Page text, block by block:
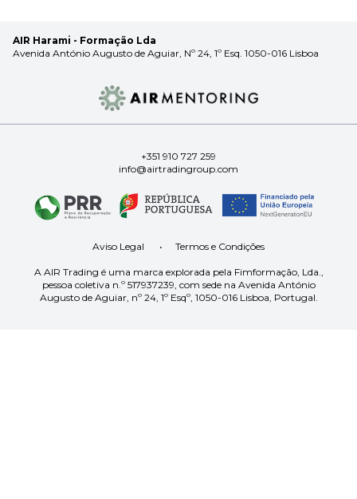
AIR Harami - Formação Lda
Avenida António Augusto de Aguiar, Nº 24, 1º Esq. 1050-016 Lisboa
+351 910 727 259
info@airtradingroup.com
Aviso Legal • Termos e Condições
A AIR Trading é uma marca explorada pela Fimformação, Lda.,
pessoa coletiva n.º 517937239, com sede na Avenida António
Augusto de Aguiar, nº 24, 1º Esqº, 1050-016 Lisboa, Portugal.